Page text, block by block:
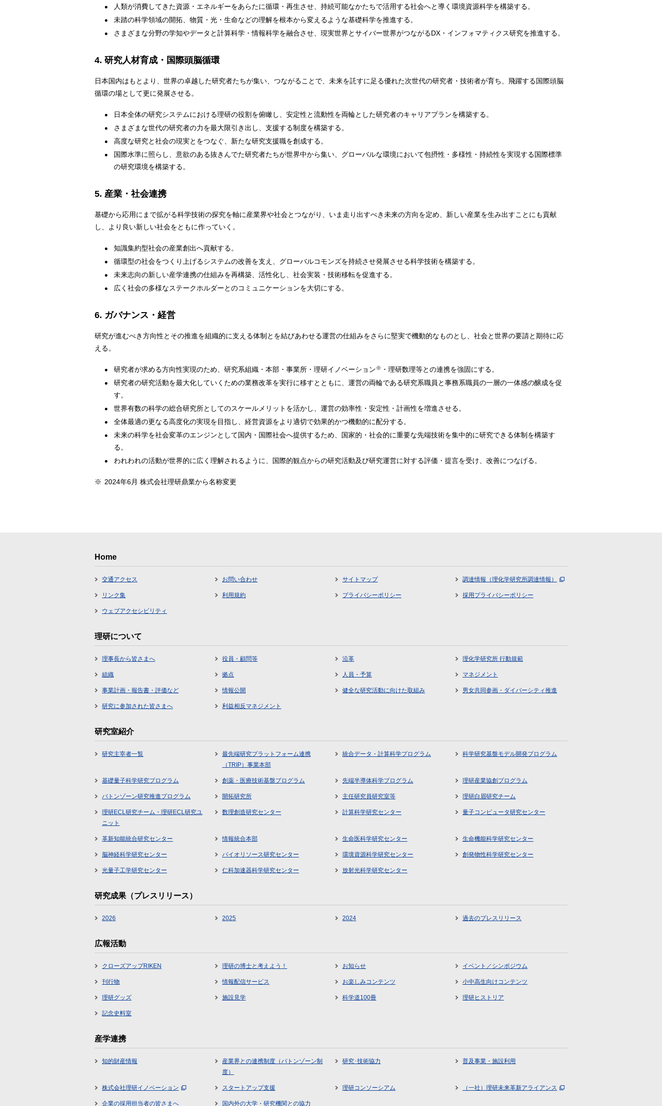
人類が消費してきた資源・エネルギーをあらたに循環・再生させ、持続可能なかたちで活用する社会へと導く環境資源科学を構築する。
未踏の科学領域の開拓、物質・光・生命などの理解を根本から変えるような基礎科学を推進する。
さまざまな分野の学知やデータと計算科学・情報科学を融合させ、現実世界とサイバー世界がつながるDX・インフォマティクス研究を推進する。
4. 研究人材育成・国際頭脳循環
日本国内はもとより、世界の卓越した研究者たちが集い、つながることで、未来を託すに足る優れた次世代の研究者・技術者が育ち、飛躍する国際頭脳
循環の場として更に発展させる。
日本全体の研究システムにおける理研の役割を俯瞰し、安定性と流動性を両輪とした研究者のキャリアプランを構築する。
さまざまな世代の研究者の力を最大限引き出し、支援する制度を構築する。
高度な研究と社会の現実とをつなぐ、新たな研究支援職を創成する。
国際水準に照らし、意欲のある抜きんでた研究者たちが世界中から集い、グローバルな環境において包摂性・多様性・持続性を実現する国際標準
の研究環境を構築する。
5. 産業・社会連携
基礎から応用にまで拡がる科学技術の探究を軸に産業界や社会とつながり、いま走り出すべき未来の方向を定め、新しい産業を生み出すことにも貢献
し、より良い新しい社会をともに作っていく。
知識集約型社会の産業創出へ貢献する。
循環型の社会をつくり上げるシステムの改善を支え、グローバルコモンズを持続させ発展させる科学技術を構築する。
未来志向の新しい産学連携の仕組みを再構築、活性化し、社会実装・技術移転を促進する。
広く社会の多様なステークホルダーとのコミュニケーションを大切にする。
6. ガバナンス・経営
研究が進むべき方向性とその推進を組織的に支える体制とを結びあわせる運営の仕組みをさらに堅実で機動的なものとし、社会と世界の要請と期待に応
える。
研究者が求める方向性実現のため、研究系組織・本部・事業所・理研イノベーション※ ・理研数理等との連携を強固にする。
研究者の研究活動を最大化していくための業務改革を実行に移すとともに、運営の両輪である研究系職員と事務系職員の一層の一体感の醸成を促
す。
世界有数の科学の総合研究所としてのスケールメリットを活かし、運営の効率性・安定性・計画性を増進させる。
全体最適の更なる高度化の実現を目指し、経営資源をより適切で効果的かつ機動的に配分する。
未来の科学を社会変革のエンジンとして国内・国際社会へ提供するため、国家的・社会的に重要な先端技術を集中的に研究できる体制を構築す
る。
われわれの活動が世界的に広く理解されるように、国際的観点からの研究活動及び研究運営に対する評価・提言を受け、改善につなげる。
※ 2024年6月 株式会社理研鼎業から名称変更
Home
交通アクセス お問い合わせ サイトマップ 調達情報（理化学研究所調達情報）
リンク集 利用規約 プライバシーポリシー 採用プライバシーポリシー
ウェブアクセシビリティ
理研について
理事長から皆さまへ 役員・顧問等 沿革 理化学研究所 行動規範
組織 拠点 人員・予算 マネジメント
事業計画・報告書・評価など 情報公開 健全な研究活動に向けた取組み 男女共同参画・ダイバーシティ推進
研究に参加された皆さまへ 利益相反マネジメント
研究室紹介
研究主宰者一覧
最先端研究プラットフォーム連携
（TRIP）事業本部
統合データ・計算科学プログラム 科学研究基盤モデル開発プログラム
基礎量子科学研究プログラム 創薬・医療技術基盤プログラム 先端半導体科学プログラム 理研産業協創プログラム
バトンゾーン研究推進プログラム 開拓研究所 主任研究員研究室等 理研白眉研究チーム
理研ECL研究チーム・理研ECL研究ユ
ニット
数理創造研究センター 計算科学研究センター 量子コンピュータ研究センター
革新知能統合研究センター 情報統合本部 生命医科学研究センター 生命機能科学研究センター
脳神経科学研究センター バイオリソース研究センター 環境資源科学研究センター 創発物性科学研究センター
光量子工学研究センター 仁科加速器科学研究センター 放射光科学研究センター
研究成果（プレスリリース）
2026 2025 2024 過去のプレスリリース
広報活動
クローズアップRIKEN 理研の博士と考えよう！ お知らせ イベント／シンポジウム
刊行物 情報配信サービス お楽しみコンテンツ 小中高生向けコンテンツ
理研グッズ 施設見学 科学道100冊 理研ヒストリア
記念史料室
産学連携
知的財産情報
産業界との連携制度（バトンゾーン制
度）
研究･技術協力 普及事業・施設利用
株式会社理研イノベーション スタートアップ支援 理研コンソーシアム （一社）理研未来革新アライアンス
企業の採用担当者の皆さまへ 国内外の大学・研究機関との協力